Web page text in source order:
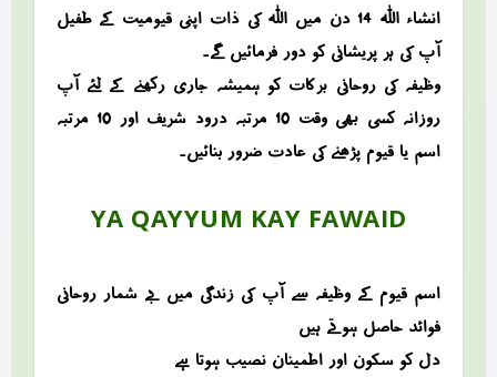
انشاء اللہ 14 دن میں اللہ کی ذات اپنی قیومیت کے طفیل
آپ کی ہر پریشانی کو دور فرمائیں گے۔
وظیفہ کی روحانی برکات کو ہمیشہ جاری رکھنے کے لئے آپ
روزانہ کسی بھی وقت 10 مرتبہ درود شریف اور 10 مرتبہ
اسم یا قیوم پڑھنے کی عادت ضرور بنائیں۔
YA QAYYUM KAY FAWAID
اسم قیوم کے وظیفہ سے آپ کی زندگی میں بے شمار روحانی
فوائد حاصل ہوتے ہیں
دل کو سکون اور اطمینان نصیب ہوتا ہے